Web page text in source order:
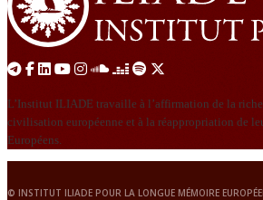
L’Institut ILIADE travaille à l’affirmation de la
civilisation européenne et à la réappropriation de
Européens.
© INSTITUT ILIADE POUR LA LONGUE MÉMOIRE